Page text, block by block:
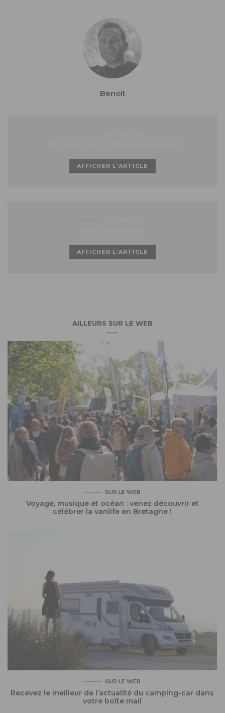
Benoit
AFFICHER L'ARTICLE
AFFICHER L'ARTICLE
AILLEURS SUR LE WEB
SUR LE WEB
Voyage, musique et océan : venez découvrir et
célébrer la vanlife en Bretagne !
SUR LE WEB
Recevez le meilleur de l’actualité du camping-car dans
votre boîte mail